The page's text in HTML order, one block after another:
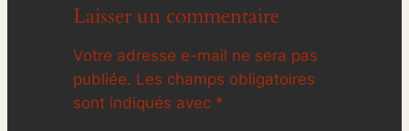
Laisser un commentaire
Votre adresse e-mail ne sera pas
publiée. Les champs obligatoires
sont indiqués avec *